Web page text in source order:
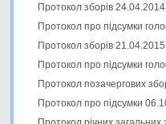
Протокол зборів
Протокол про підсумки
Протокол зборів
Протокол про підсумки
Протокол позачергових
Протокол про підсумки